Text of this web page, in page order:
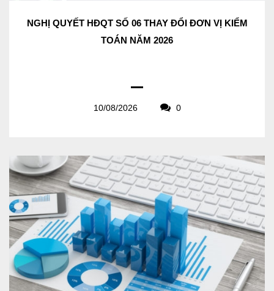
NGHỊ QUYẾT HĐQT SỐ 06 THAY ĐỔI ĐƠN VỊ KIỂM
TOÁN NĂM 2026
10/08/2026 0